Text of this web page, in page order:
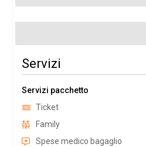
Servizi
Servizi pacchetto
Ticket
Family
Spese medico bagaglio